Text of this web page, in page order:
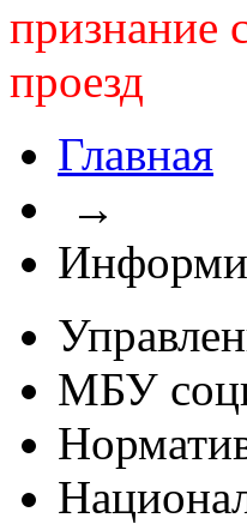
признание
проезд
Главная
→
МБУ